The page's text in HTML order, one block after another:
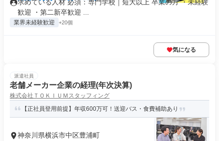
求めている人材 必須：専門学校｜短大以上 卒業の方 ・未経験
歓迎 ・第二新卒歓迎 ...
業界未経験歓迎 +20個
気になる
派遣社員
老舗メーカー企業の経理(年次決算)
株式会社ＴＯＫＩＵＭスタッフィング
【正社員登用前提】年収600万可！送迎バス・食費補助あり
神奈川県横浜市中区豊浦町